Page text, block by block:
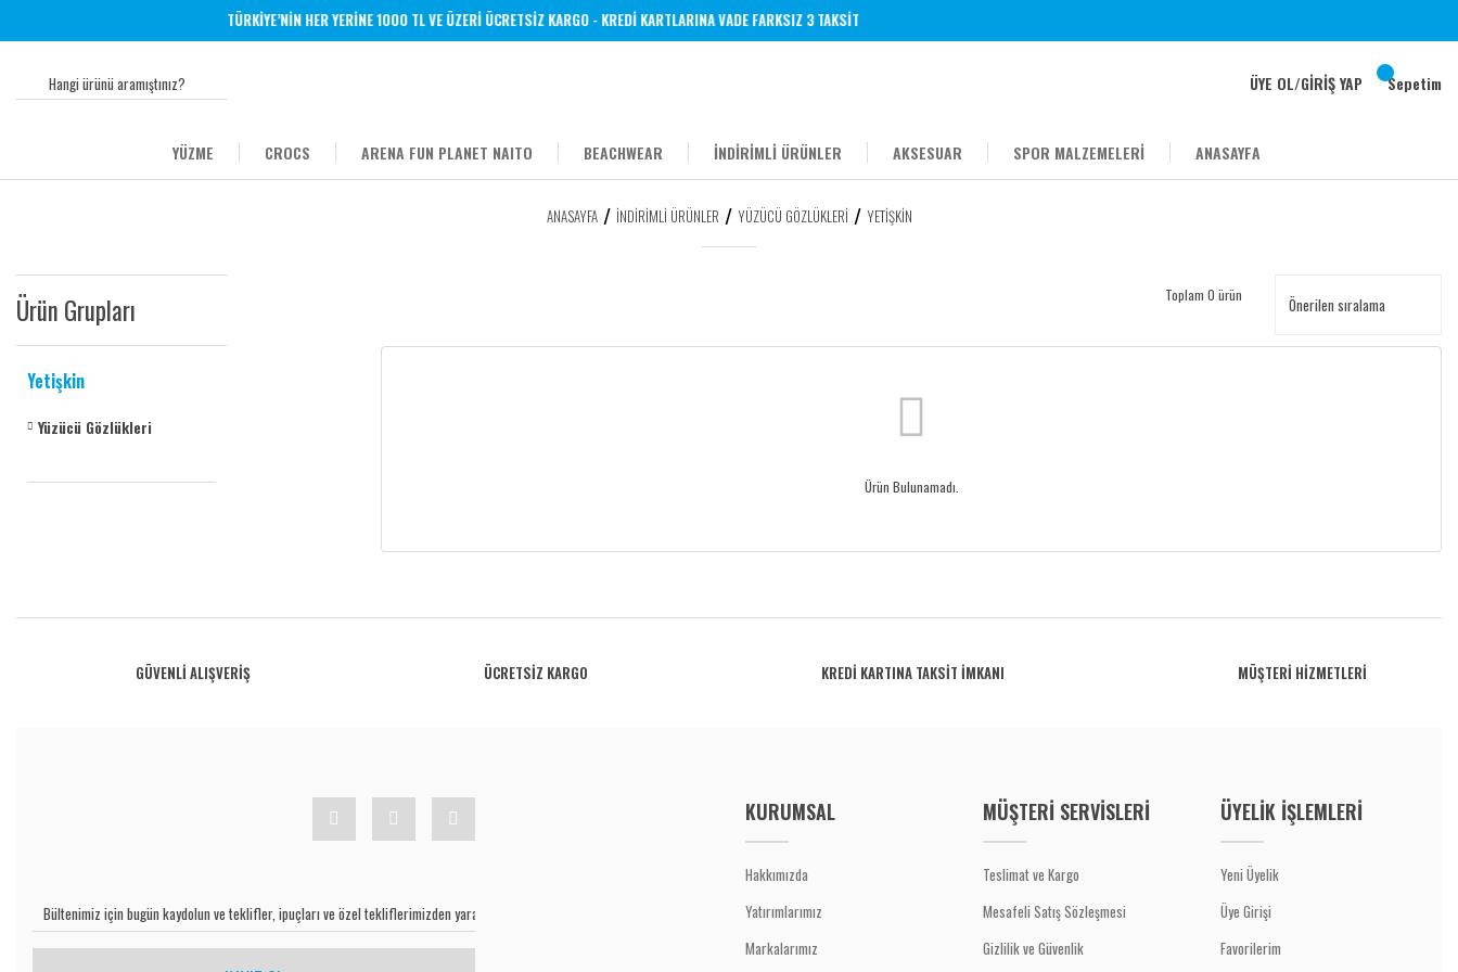
TÜRKİYE’NİN HER YERİNE 1000 TL VE ÜZERİ ÜCRETSİZ KARGO - KREDİ KARTLARINA VADE FARKSIZ 3 TAKSİT
ÜYE OL/GİRİŞ YAP Sepetim
YÜZME CROCS ARENA FUN PLANET NAITO BEACHWEAR İNDİRİMLİ ÜRÜNLER AKSESUAR SPOR MALZEMELERİ ANASAYFA
ANASAYFA İNDİRİMLİ ÜRÜNLER YÜZÜCÜ GÖZLÜKLERI YETIŞKIN
Ürün Grupları
Yetişkin
Yüzücü Gözlükleri
Toplam 0 ürün
Ürün Bulunamadı.
GÜVENLİ ALIŞVERİŞ ÜCRETSİZ KARGO KREDİ KARTINA TAKSİT İMKANI MÜŞTERİ HİZMETLERİ
KURUMSAL
Hakkımızda
Yatırımlarımız
Markalarımız
MÜŞTERİ SERVİSLERİ
Teslimat ve Kargo
Mesafeli Satış Sözleşmesi
Gizlilik ve Güvenlik
ÜYELİK İŞLEMLERİ
Yeni Üyelik
Üye Girişi
Favorilerim